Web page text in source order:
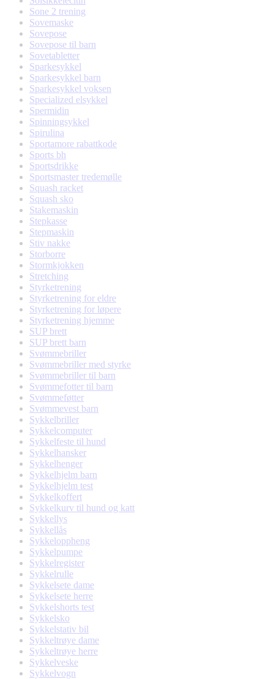
Sone 2 trening
Sovemaske
Sovepose
Sovepose til barn
Sovetabletter
Sparkesykkel
Sparkesykkel barn
Sparkesykkel voksen
Specialized elsykkel
Spermidin
Spinningsykkel
Spirulina
Sportamore rabattkode
Sports bh
Sportsdrikke
Sportsmaster tredemølle
Squash racket
Squash sko
Stakemaskin
Stepkasse
Stepmaskin
Stiv nakke
Storborre
Stormkjokken
Stretching
Styrketrening
Styrketrening for eldre
Styrketrening for løpere
Styrketrening hjemme
SUP brett
SUP brett barn
Svømmebriller
Svømmebriller med styrke
Svømmebriller til barn
Svømmefotter til barn
Svømmeføtter
Svømmevest barn
Sykkelbriller
Sykkelcomputer
Sykkelfeste til hund
Sykkelhansker
Sykkelhenger
Sykkelhjelm barn
Sykkelhjelm test
Sykkelkoffert
Sykkelkurv til hund og katt
Sykkellys
Sykkellås
Sykkeloppheng
Sykkelpumpe
Sykkelregister
Sykkelrulle
Sykkelsete dame
Sykkelsete herre
Sykkelshorts test
Sykkelsko
Sykkelstativ bil
Sykkeltrøye dame
Sykkeltrøye herre
Sykkelveske
Sykkelvogn